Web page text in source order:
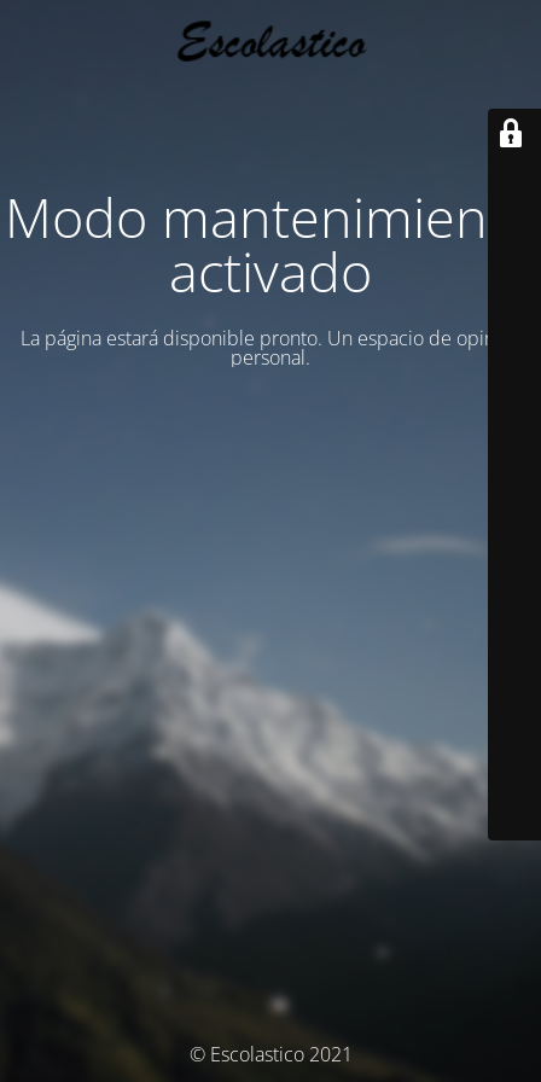
Modo mantenimiento
activado
La página estará disponible pronto. Un espacio de opinion
personal.
© Escolastico 2021